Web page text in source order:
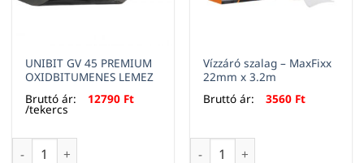
UNIBIT GV 45 PREMIUM
OXIDBITUMENES LEMEZ
Bruttó ár:
12790 Ft
/tekercs
UNIBIT GV 45 PREMIUM OXIDBITUMENES LEMEZ mennyiség
Vízzáró szalag – MaxFixx
22mm x 3.2m
Bruttó ár:
3560 Ft
Vízzáró szalag - MaxFixx